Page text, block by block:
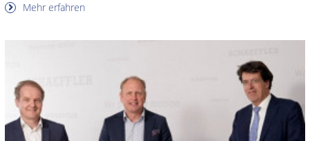
Mehr erfahren